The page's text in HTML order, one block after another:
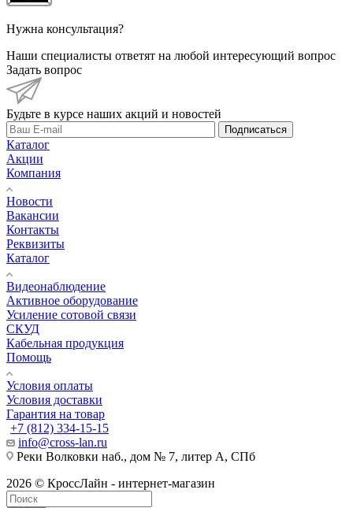
Нужна консультация?
Наши специалисты ответят на любой интересующий вопрос
Задать вопрос
Будьте в курсе наших акций и новостей
Подписаться
Каталог
Акции
Компания
Новости
Вакансии
Контакты
Реквизиты
Каталог
Видеонаблюдение
Активное оборудование
Усиление сотовой связи
СКУД
Кабельная продукция
Помощь
Условия оплаты
Условия доставки
Гарантия на товар
+7 (812) 334-15-15
info@cross-lan.ru
Реки Волковки наб., дом № 7, литер А, СПб
2026 © КроссЛайн - интернет-магазин